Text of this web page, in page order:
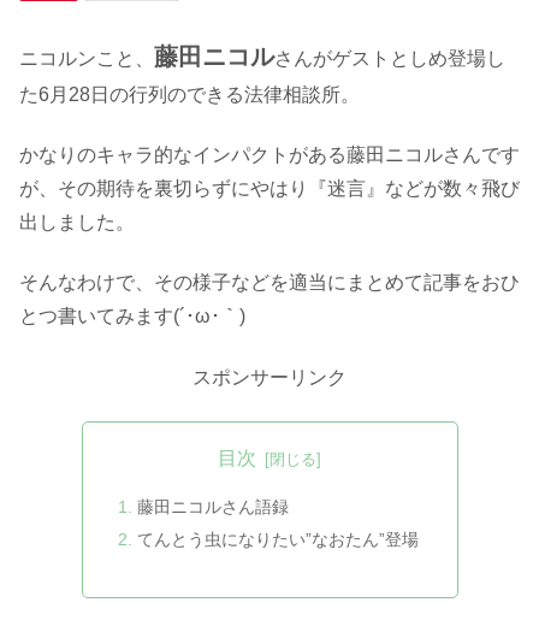
ニコルンこと、 藤田ニコルさんがゲストとしめ登場し
た6月28日の行列のできる法律相談所。
かなりのキャラ的なインパクトがある藤田ニコルさんです
が、その期待を裏切らずにやはり『迷言』などが数々飛び
出しました。
そんなわけで、その様子などを適当にまとめて記事をおひ
とつ書いてみます(´･ω･｀)
スポンサーリンク
目次
藤田ニコルさん語録
てんとう虫になりたい”なおたん”登場